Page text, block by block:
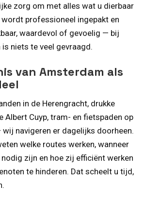
zorg om met alles wat u dierbaar
wordt professioneel ingepakt en
waardevol of gevoelig — bij
niets te veel gevraagd.
van Amsterdam als
in de Herengracht, drukke
Albert Cuyp, tram- en fietspaden op
navigeren er dagelijks doorheen.
welke routes werken, wanneer
zijn en hoe zij efficiënt werken
te hinderen. Dat scheelt u tijd,